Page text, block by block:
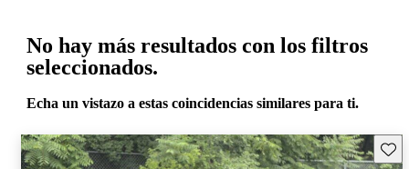
No hay más resultados con los filtros
seleccionados.
Echa un vistazo a estas coincidencias similares para ti.